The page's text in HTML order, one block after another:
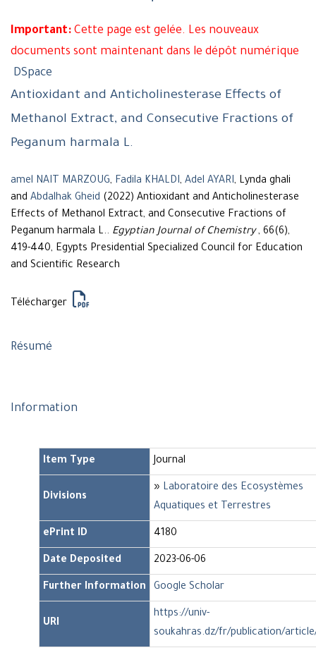
Important: Cette page est gelée. Les nouveaux
documents sont maintenant dans le dépôt numérique
DSpace
Antioxidant and Anticholinesterase Effects of
Methanol Extract, and Consecutive Fractions of
Peganum harmala L.
amel NAIT MARZOUG, Fadila KHALDI, Adel AYARI, Lynda ghali
and Abdalhak Gheid (2022) Antioxidant and Anticholinesterase
Effects of Methanol Extract, and Consecutive Fractions of
Peganum harmala L.. Egyptian Journal of Chemistry, 66(6),
419-440, Egypts Presidential Specialized Council for Education
and Scientific Research
Télécharger
Résumé
Information
Item Type Journal
Divisions
» Laboratoire des Ecosystèmes
Aquatiques et Terrestres
ePrint ID 4180
Date Deposited 2023-06-06
Further Information Google Scholar
URI
https://univ-
soukahras.dz/fr/publication/